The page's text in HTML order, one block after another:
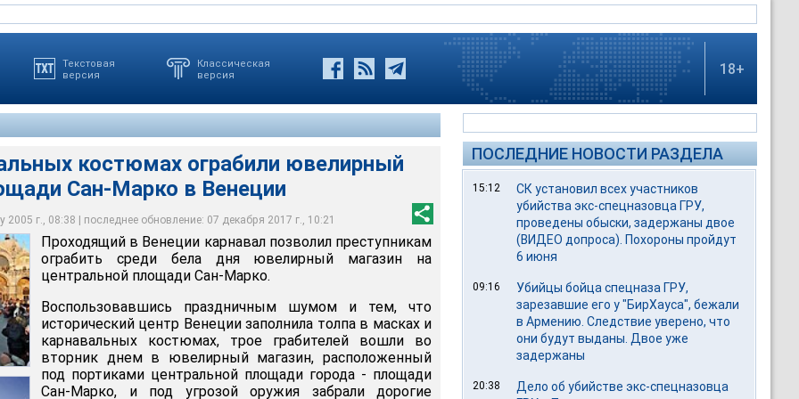
Текстовая
версия
Классическая
версия
18+
костюмах ограбили ювелирный
Сан-Марко в Венеции
2005 г., 08:38 | последнее обновление: 07 декабря 2017 г., 10:21
карнавал позволил преступникам ограбить среди бела дня
центральной площади Сан-Марко
шумом и тем, что исторический центр Венеции
и карнавальных костюмах, трое грабителей вошли во
магазин, расположенный под портиками центральной
магазина, ограбление продолжалось всего 3-4 минуты.
спокойно скрылись в толпе. Никто не обратил на
внимания
Проходящий в Венеции карнавал позволил преступникам
ограбить среди бела дня ювелирный магазин на
центральной площади Сан-Марко.
Воспользовавшись праздничным шумом и тем, что
исторический центр Венеции заполнила толпа в масках и
карнавальных костюмах, трое грабителей вошли во
вторник днем в ювелирный магазин, расположенный
под портиками центральной площади города - площади
Сан-Марко, и под угрозой оружия забрали дорогие
ПОСЛЕДНИЕ НОВОСТИ РАЗДЕЛА
15:12
СК установил всех участников
убийства экс-спецназовца ГРУ,
проведены обыски, задержаны двое
(ВИДЕО допроса). Похороны пройдут
6 июня
09:16
Убийцы бойца спецназа ГРУ,
зарезавшие его у "БирХауса", бежали
в Армению. Следствие уверено, что
они будут выданы. Двое уже
задержаны
20:38
Дело об убийстве экс-спецназовца